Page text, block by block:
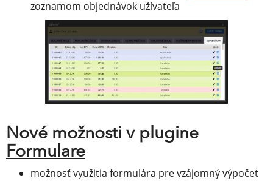
zoznamom objednávok užívateľa
Nové možnosti v plugine
Formulare
možnosť využitia formulára pre vzájomný výpočet